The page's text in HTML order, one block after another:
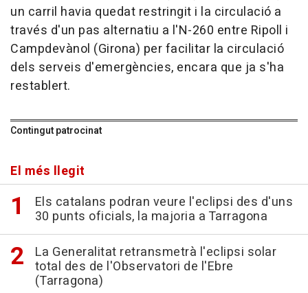
un carril havia quedat restringit i la circulació a
través d'un pas alternatiu a l'N-260 entre Ripoll i
Campdevànol (Girona) per facilitar la circulació
dels serveis d'emergències, encara que ja s'ha
restablert.
Contingut patrocinat
El més llegit
Els catalans podran veure l'eclipsi des d'uns
30 punts oficials, la majoria a Tarragona
La Generalitat retransmetrà l'eclipsi solar
total des de l'Observatori de l'Ebre
(Tarragona)